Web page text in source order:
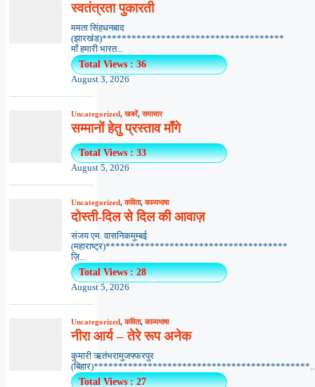
स्वतंत्रता पुकारती
ममता सिंहधनबाद
(झारखंड)*************************************
माँ हमारी भारत...
Total Views : 36
August 3, 2026
Uncategorized,खबरें,समाचार
सम्मानों हेतु प्रस्ताव माँगे
Total Views : 33
August 5, 2026
Uncategorized,कविता,काव्यभाषा
दोस्ती-दिल से दिल की आवाज़
संजय एम. वासनिकमुम्बई
(महाराष्ट्र)*************************************
ज़ि...
Total Views : 28
August 5, 2026
Uncategorized,कविता,काव्यभाषा
नीरा आर्य – तेरे रूप अनेक
कुमारी ऋतंभरामुजफ्फरपुर
Total Views : 27